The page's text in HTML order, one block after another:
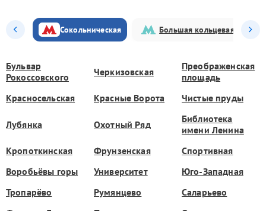
Сокольническая Большая кольцевая
Бульвар
Рокоссовского
Черкизовская
Преображенская
площадь
Красносельская
Красные Ворота Чистые пруды
Лубянка Охотный Ряд
Библиотека
имени Ленина
Кропоткинская
Фрунзенская
Спортивная
Воробьёвы горы
Университет
Юго-Западная
Тропарёво
Румянцево
Саларьево